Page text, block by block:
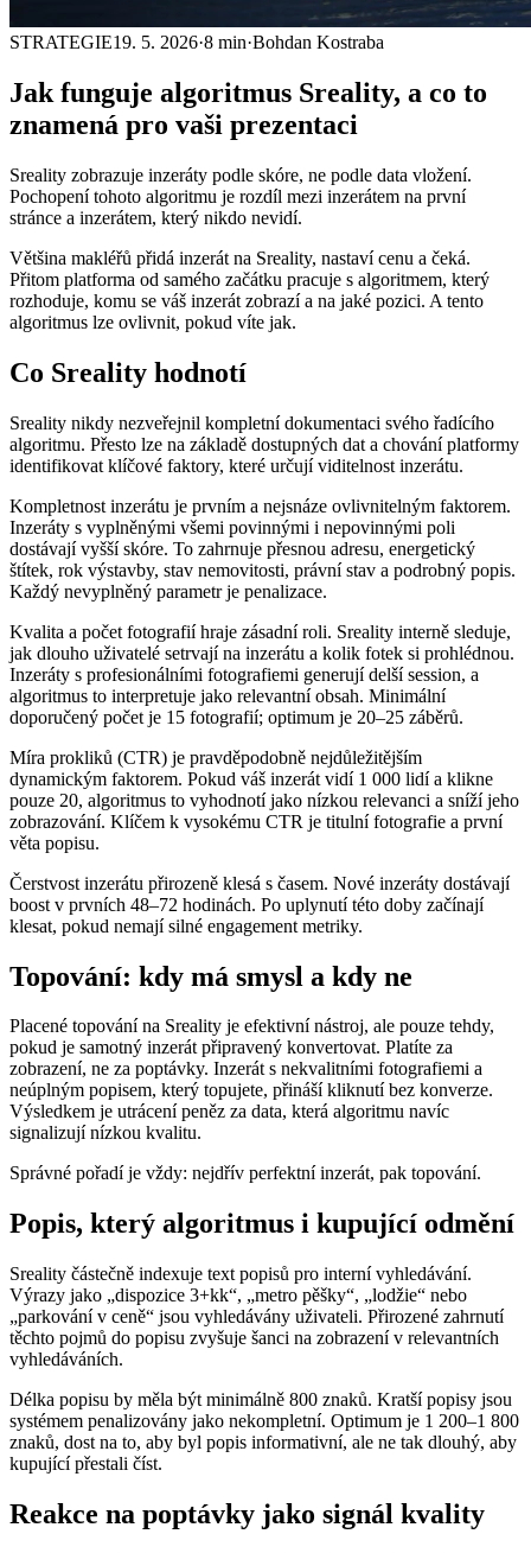
STRATEGIE19. 5. 2026·8 min·Bohdan Kostraba
Jak funguje algoritmus Sreality, a co to
znamená pro vaši prezentaci
Sreality zobrazuje inzeráty podle skóre, ne podle data vložení.
Pochopení tohoto algoritmu je rozdíl mezi inzerátem na první
stránce a inzerátem, který nikdo nevidí.
Většina makléřů přidá inzerát na Sreality, nastaví cenu a čeká.
Přitom platforma od samého začátku pracuje s algoritmem, který
rozhoduje, komu se váš inzerát zobrazí a na jaké pozici. A tento
algoritmus lze ovlivnit, pokud víte jak.
Co Sreality hodnotí
Sreality nikdy nezveřejnil kompletní dokumentaci svého řadícího
algoritmu. Přesto lze na základě dostupných dat a chování platformy
identifikovat klíčové faktory, které určují viditelnost inzerátu.
Kompletnost inzerátu je prvním a nejsnáze ovlivnitelným faktorem.
Inzeráty s vyplněnými všemi povinnými i nepovinnými poli
dostávají vyšší skóre. To zahrnuje přesnou adresu, energetický
štítek, rok výstavby, stav nemovitosti, právní stav a podrobný popis.
Každý nevyplněný parametr je penalizace.
Kvalita a počet fotografií hraje zásadní roli. Sreality interně sleduje,
jak dlouho uživatelé setrvají na inzerátu a kolik fotek si prohlédnou.
Inzeráty s profesionálními fotografiemi generují delší session, a
algoritmus to interpretuje jako relevantní obsah. Minimální
doporučený počet je 15 fotografií; optimum je 20–25 záběrů.
Míra prokliků (CTR) je pravděpodobně nejdůležitějším
dynamickým faktorem. Pokud váš inzerát vidí 1 000 lidí a klikne
pouze 20, algoritmus to vyhodnotí jako nízkou relevanci a sníží jeho
zobrazování. Klíčem k vysokému CTR je titulní fotografie a první
věta popisu.
Čerstvost inzerátu přirozeně klesá s časem. Nové inzeráty dostávají
boost v prvních 48–72 hodinách. Po uplynutí této doby začínají
klesat, pokud nemají silné engagement metriky.
Topování: kdy má smysl a kdy ne
Placené topování na Sreality je efektivní nástroj, ale pouze tehdy,
pokud je samotný inzerát připravený konvertovat. Platíte za
zobrazení, ne za poptávky. Inzerát s nekvalitními fotografiemi a
neúplným popisem, který topujete, přináší kliknutí bez konverze.
Výsledkem je utrácení peněz za data, která algoritmu navíc
signalizují nízkou kvalitu.
Správné pořadí je vždy: nejdřív perfektní inzerát, pak topování.
Popis, který algoritmus i kupující odmění
Sreality částečně indexuje text popisů pro interní vyhledávání.
Výrazy jako „dispozice 3+kk“, „metro pěšky“, „lodžie“ nebo
„parkování v ceně“ jsou vyhledávány uživateli. Přirozené zahrnutí
těchto pojmů do popisu zvyšuje šanci na zobrazení v relevantních
vyhledáváních.
Délka popisu by měla být minimálně 800 znaků. Kratší popisy jsou
systémem penalizovány jako nekompletní. Optimum je 1 200–1 800
znaků, dost na to, aby byl popis informativní, ale ne tak dlouhý, aby
kupující přestali číst.
Reakce na poptávky jako signál kvality